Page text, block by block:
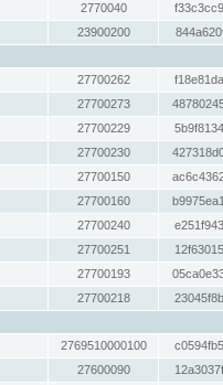
2770040
23900200
27700262
27700273
27700229
27700230
27700150
27700160
27700240
27700251
27700193
27700218
2769510000100
27600090